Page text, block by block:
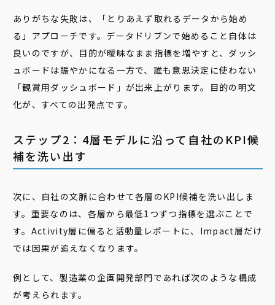
ありがちな失敗は、「とりあえず取れるデータから始め
る」アプローチです。データドリブンで始めること自体は
良いのですが、目的が曖昧なまま指標を増やすと、ダッシ
ュボードは賑やかになる一方で、誰も意思決定に使わない
「観賞用ダッシュボード」が出来上がります。目的の明文
化が、すべての出発点です。
ステップ2：4層モデルに沿って自社のKPI候
補を洗い出す
次に、自社の文脈に合わせて各層のKPI候補を洗い出しま
す。重要なのは、各層から最低1つずつ指標を選ぶことで
す。Activity層に偏ると活動量レポートに、Impact層だけ
では因果が追えなくなります。
例として、製造業の企画開発部門であれば次のような構成
が考えられます。